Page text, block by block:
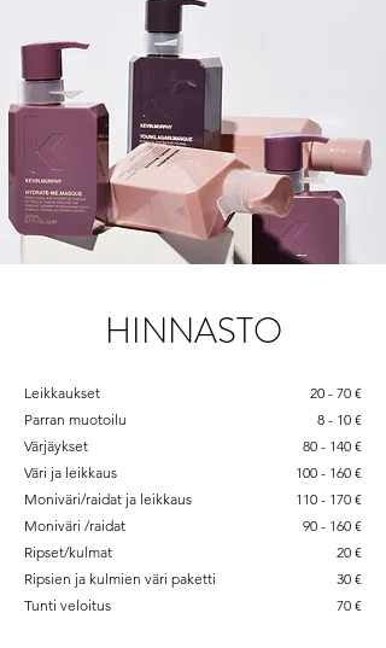
HINNASTO
Leikkaukset
Parran muotoilu
Värjäykset
Väri ja leikkaus
Moniväri/raidat ja leikkaus
Moniväri /raidat
Ripset/kulmat
Ripsien ja kulmien väri paketti
Tunti veloitus
20 - 70 €
8 - 10 €
80 - 140 €
100 - 160 €
110 - 170 €
90 - 160 €
20 €
30 €
70 €